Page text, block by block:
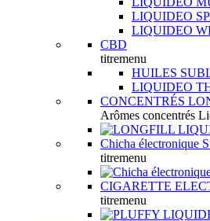
LIQUIDEO
LIQUIDEO
CBD
titremenu
HUILES
LIQUIDEO
CONCENTRÉS
Arômes concentrés
Chicha électronique
titremenu
CIGARETTE
titremenu